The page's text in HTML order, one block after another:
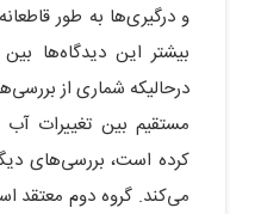
و درگیری‌ها به طور
بیشتر این دیدگاه‌ها
درحالی‏که شماری از
مستقیم بین تغییرات
کرده است، بررسی‌های
می‌کند. گروه دوم معتقد